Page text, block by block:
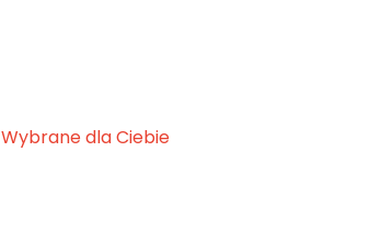
Wybrane dla Ciebie